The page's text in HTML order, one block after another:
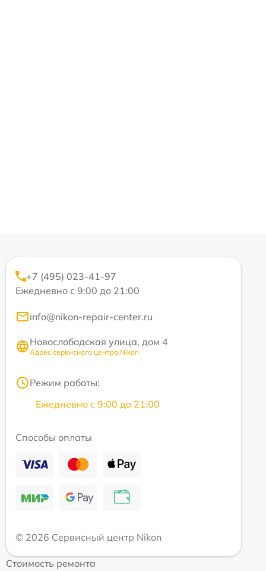
+7 (495) 023-41-97
Ежедневно с 9:00 до 21:00
info@nikon-repair-center.ru
Новослободская улица, дом 4
Адрес сервисного центра Nikon
Режим работы:
Ежедневно с 9:00 до 21:00
Способы оплаты
© 2026 Сервисный центр Nikon
Стоимость ремонта